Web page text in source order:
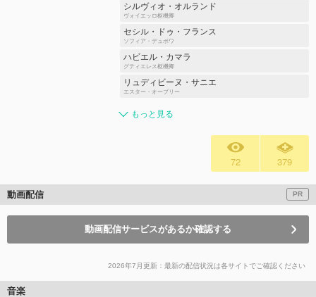
シルヴィオ・オルランド
ヴォイエッロ枢機卿
セシル・ドゥ・フランス
ソフィア・デュボワ
ハビエル・カマラ
グティエレス枢機卿
リュディビーヌ・サニエ
エスター・オーブリー
もっと見る
72 379
動画配信 PR
動画配信サービスがあるか確認する
2026年7月更新：最新の配信状況は各サイトでご確認ください
音楽